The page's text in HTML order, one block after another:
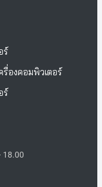
ร์
รื่องคอมพิวเตอร์
ร์
18.00